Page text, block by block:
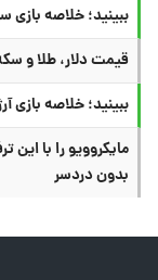
ببینید؛ خلاصه بازی سوئیس ۰ (۴) - کلمبیا ۰
قیمت دلار، طلا و سکه
ببینید؛ خلاصه بازی آرژانتین ۳ - مصر ۲
بدون دردسر